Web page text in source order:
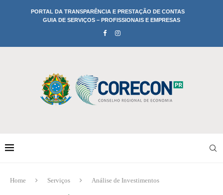
PORTAL DA TRANSPARÊNCIA E PRESTAÇÃO DE CONTAS
GUIA DE SERVIÇOS – PROFISSIONAIS E EMPRESAS
Home Serviços Análise de Investimentos